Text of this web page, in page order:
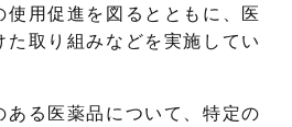
用促進を図るとともに、医
取り組みなどを実施してい
ある医薬品について、特定の